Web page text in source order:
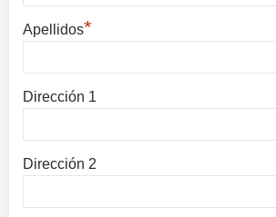
Apellidos*
Dirección 1
Dirección 2